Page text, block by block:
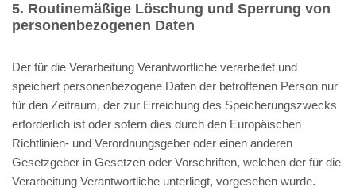
5. Routinemäßige Löschung und Sperrung von
personenbezogenen Daten
Der für die Verarbeitung Verantwortliche verarbeitet und
speichert personenbezogene Daten der betroffenen Person nur
für den Zeitraum, der zur Erreichung des Speicherungszwecks
erforderlich ist oder sofern dies durch den Europäischen
Richtlinien- und Verordnungsgeber oder einen anderen
Gesetzgeber in Gesetzen oder Vorschriften, welchen der für die
Verarbeitung Verantwortliche unterliegt, vorgesehen wurde.